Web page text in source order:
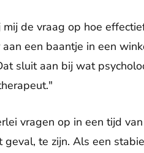
de vraag op hoe
aan een baantje in een
sluit aan bij wat
vragen op in een tijd
geval, te zijn. Als een